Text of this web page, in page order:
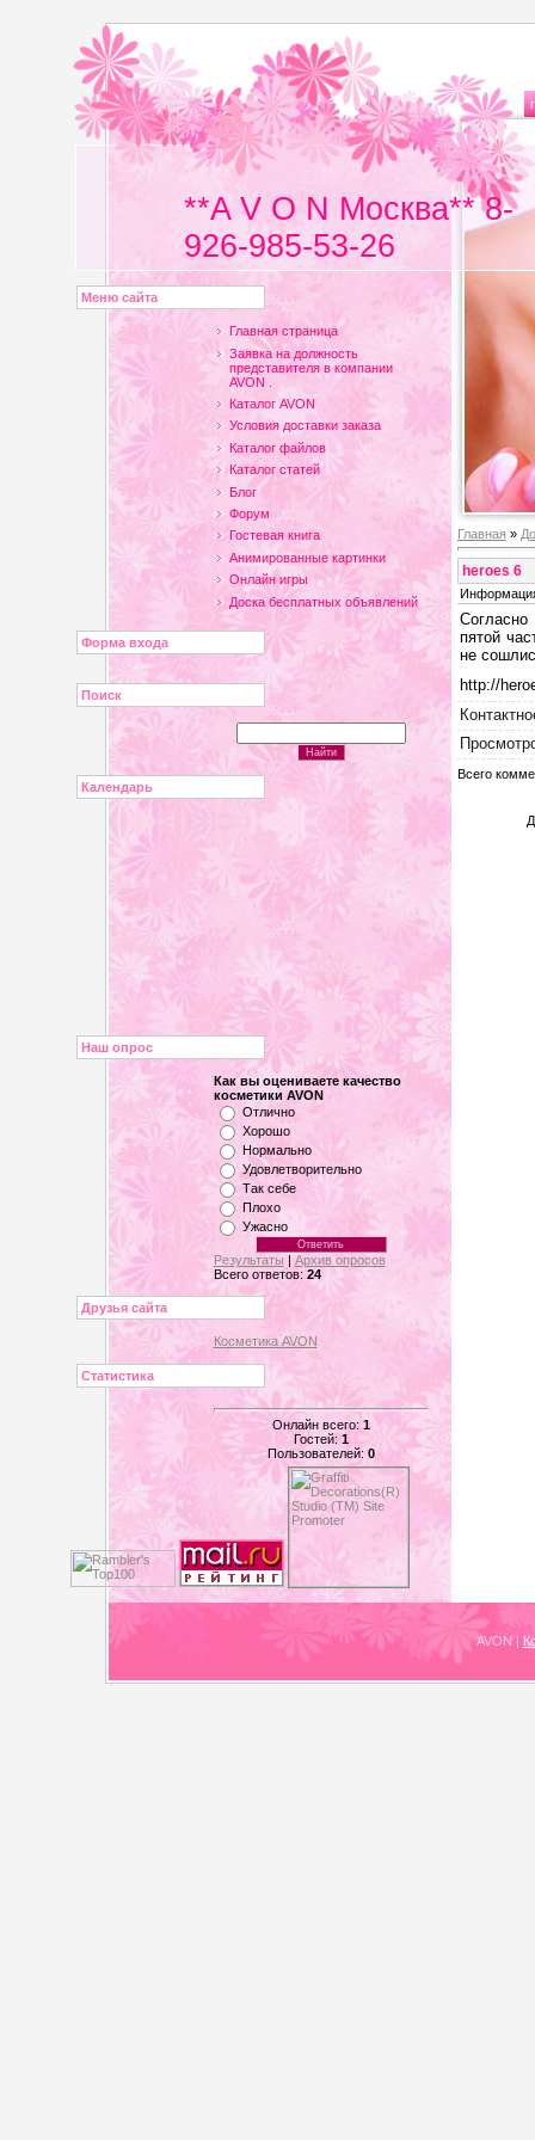
**A V O N Москва** 8-
926-985-53-26
Меню сайта
Главная страница
Заявка на должность
представителя в компании
AVON .
Каталог AVON
Условия доставки заказа
Каталог файлов
Каталог статей
Блог
Форум
Гостевая книга
Анимированные картинки
Онлайн игры
Доска бесплатных объявлений
Форма входа
Поиск
Календарь
Наш опрос
Как вы оцениваете качество
косметики AVON
Отлично
Хорошо
Нормально
Удовлетворительно
Так себе
Плохо
Ужасно
Результаты | Архив опросов
Всего ответов: 24
Друзья сайта
Косметика AVON
Статистика
Онлайн всего: 1
Гостей: 1
Пользователей: 0
Главная»
heroes 6
пятой
не
http://
Всего
AVON|